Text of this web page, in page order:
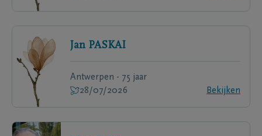
Jan PASKAI
Antwerpen - 75 jaar
28/07/2026
Bekijken